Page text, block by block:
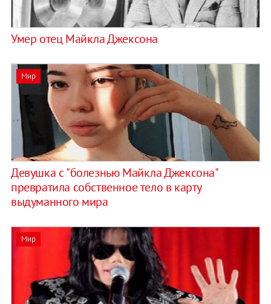
Умер отец Майкла Джексона
Мир
Девушка с "болезнью Майкла Джексона"
превратила собственное тело в карту
выдуманного мира
Мир